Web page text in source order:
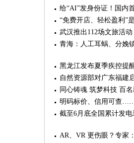
给“AI”发身份证！国内
“免费开店、轻松盈利”
武汉推出112场文旅活
青海：人工耳蜗、分娩
黑龙江发布夏季疾控提
自然资源部对广东福建
同心铸魂 筑梦科技 百
明码标价、信用可查
截至6月底全国累计发
AR、VR 更伤眼？专家